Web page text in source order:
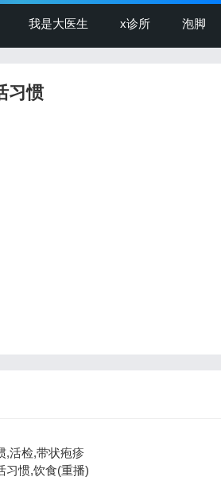
我是大医生 x诊所 泡脚
习惯
,活检,带状疱疹
习惯,饮食(重播)